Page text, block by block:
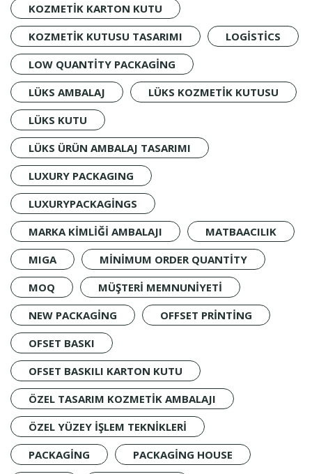
KOZMETIK KARTON KUTU
KOZMETIK KUTUSU TASARIMI
LOGISTICS
LOW QUANTITY PACKAGING
LÜKS AMBALAJ
LÜKS KOZMETIK KUTUSU
LÜKS KUTU
LÜKS ÜRÜN AMBALAJ TASARIMI
LUXURY PACKAGING
LUXURYPACKAGINGS
MARKA KIMLIĞI AMBALAJI
MATBAACILIK
MIGA
MINIMUM ORDER QUANTITY
MOQ
MÜŞTERI MEMNUNIYETI
NEW PACKAGING
OFFSET PRINTING
OFSET BASKI
OFSET BASKILI KARTON KUTU
ÖZEL TASARIM KOZMETIK AMBALAJI
ÖZEL YÜZEY IŞLEM TEKNIKLERI
PACKAGING
PACKAGING HOUSE